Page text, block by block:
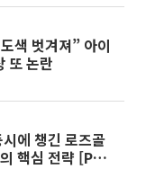
색 벗겨져” 아이
또 논란
에 챙긴 로즈골
핵심 전략 [PE의